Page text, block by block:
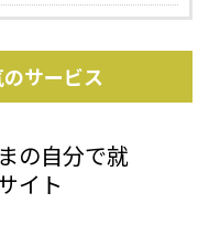
サービス
の自分で就
イト